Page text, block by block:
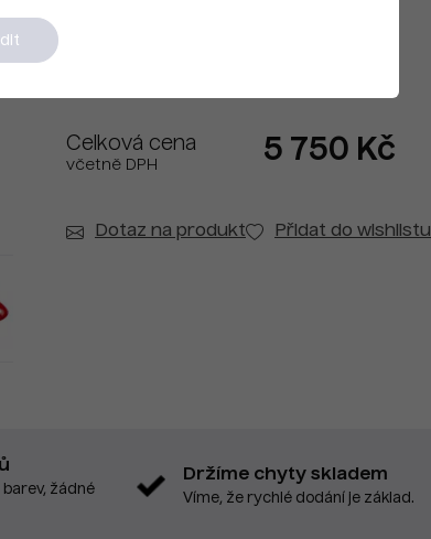
Celková cena
včetně DPH 5 750 Kč
Dotaz na produkt Přidat do wishlistu
žádné
Držíme chyty skladem
Víme, že rychlé dodání je základ.